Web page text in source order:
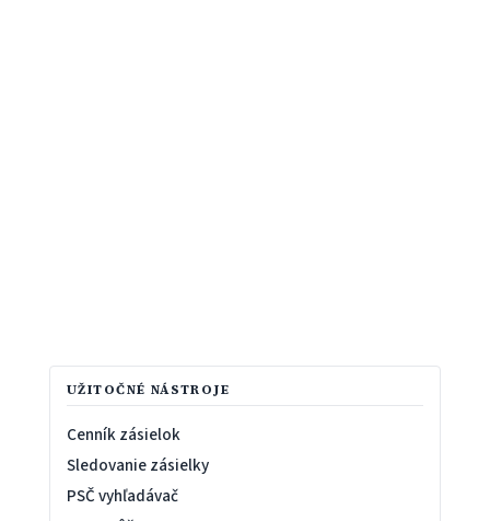
UŽITOČNÉ NÁSTROJE
Cenník zásielok
Sledovanie zásielky
PSČ vyhľadávač